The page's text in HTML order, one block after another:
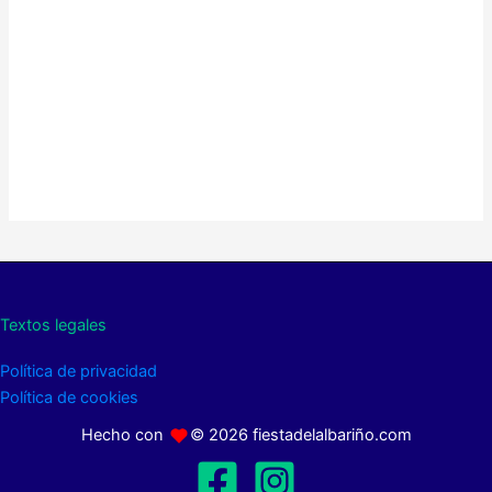
Textos legales
Política de privacidad
Política de cookies
Hecho con
© 2026 fiestadelalbariño.com